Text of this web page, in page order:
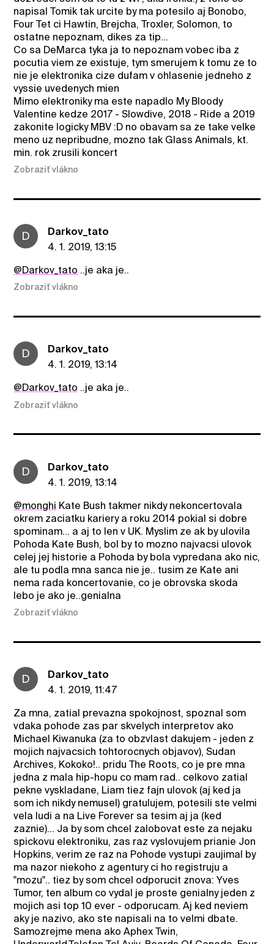
napisal Tomik tak urcite by ma potesilo aj Bonobo,
Four Tet ci Hawtin, Brejcha, Troxler, Solomon, to
ostatne nepoznam, dikes za tip...
Co sa DeMarca tyka ja to nepoznam vobec iba z
pocutia viem ze existuje, tym smerujem k tomu ze to
nie je elektronika cize dufam v ohlasenie jedneho z
vyssie uvedenych mien
Mimo elektroniky ma este napadlo My Bloody
Valentine kedze 2017 - Slowdive, 2018 - Ride a 2019
zakonite logicky MBV :D no obavam sa ze take velke
meno uz nepribudne, mozno tak Glass Animals, kt.
min. rok zrusili koncert
Zobraziť vlákno
D
Darkov_tato
4. 1. 2019, 13:15
@Darkov_tato ..je aka je..
Zobraziť vlákno
D
Darkov_tato
4. 1. 2019, 13:14
@Darkov_tato ..je aka je..
Zobraziť vlákno
D
Darkov_tato
4. 1. 2019, 13:14
@monghi Kate Bush takmer nikdy nekoncertovala
okrem zaciatku kariery a roku 2014 pokial si dobre
spominam... a aj to len v UK. Myslim ze ak by ulovila
Pohoda Kate Bush, bol by to mozno najvacsi ulovok
celej jej historie a Pohoda by bola vypredana ako nic,
ale tu podla mna sanca nie je.. tusim ze Kate ani
nema rada koncertovanie, co je obrovska skoda
lebo je ako je..genialna
Zobraziť vlákno
D
Darkov_tato
4. 1. 2019, 11:47
Za mna, zatial prevazna spokojnost, spoznal som
vdaka pohode zas par skvelych interpretov ako
Michael Kiwanuka (za to obzvlast dakujem - jeden z
mojich najvacsich tohtorocnych objavov), Sudan
Archives, Kokoko!.. pridu The Roots, co je pre mna
jedna z mala hip-hopu co mam rad.. celkovo zatial
pekne vyskladane, Liam tiez fajn ulovok (aj ked ja
som ich nikdy nemusel) gratulujem, potesili ste velmi
vela ludi a na Live Forever sa tesim aj ja (ked
zaznie)... Ja by som chcel zalobovat este za nejaku
spickovu elektroniku, zas raz vyslovujem prianie Jon
Hopkins, verim ze raz na Pohode vystupi zaujimal by
ma nazor niekoho z agentury ci ho registruju a
"mozu".. tiez by som chcel odporucit znova: Yves
Tumor, ten album co vydal je proste genialny jeden z
mojich asi top 10 ever - odporucam. Aj ked neviem
aky je nazivo, ako ste napisali na to velmi dbate.
Samozrejme mena ako Aphex Twin,